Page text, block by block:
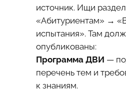
источник. Ищи раздел
«Абитуриентам» →
испытания». Там
опубликованы:
Программа ДВИ —
перечень тем и
к знаниям.